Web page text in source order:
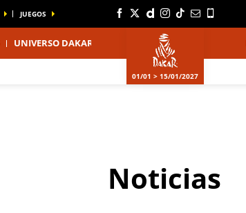
JUEGOS
UNIVERSO DAKAR
01/01 > 15/01/2027
Noticias